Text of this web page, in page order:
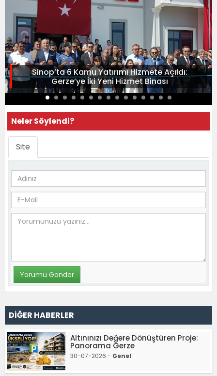
Sinop’ta 6 Kamu Yatırımı Hizmete Açıldı:
Gerze’ye İki Yeni Hizmet Binası
Neler Söylendi?
Site
DİĞER HABERLER
Altınınızı Değere Dönüştüren Proje:
Panorama Gerze
30-07-2026 - Genel